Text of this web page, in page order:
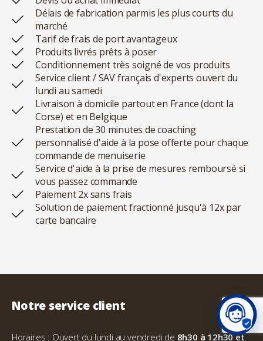
Délais de fabrication parmis les plus courts du
marché
Tarif de frais de port avantageux
Produits livrés prêts à poser
Conditionnement très soigné de vos produits
Service client / SAV français d'experts ouvert du
lundi au samedi
Livraison à domicile partout en France (dont la
Corse) et en Belgique
Prestation de 30 minutes de coaching
personnalisé d'aide à la pose offerte pour chaque
commande de menuiserie
Service d'aide à la prise de mesures remboursé si
vous passez commande
Paiement 2x sans frais
Solution de paiement fractionné jusqu'à 12x par
carte bancaire
Notre service client
Horaires : Ouvert du lundi au vendredi de 8h30 à 12h30 et